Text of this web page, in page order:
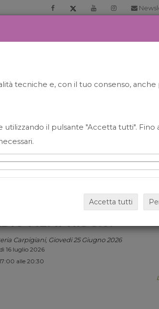
HOUR GRECO CON
MEMPHIS 3.0.
Carpigiani, Giovedi 25 Giugno 2026
16 luglio 2026
alle 20:30
tecniche e, con il tuo consenso,
il pulsante "Accetta tutti". Fino
Accetta tutti